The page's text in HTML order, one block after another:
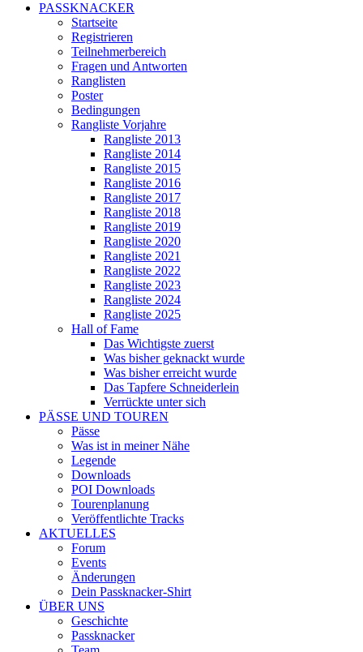
PASSKNACKER
Startseite
Registrieren
Teilnehmerbereich
Fragen und Antworten
Ranglisten
Poster
Bedingungen
Rangliste Vorjahre
Rangliste 2013
Rangliste 2014
Rangliste 2015
Rangliste 2016
Rangliste 2017
Rangliste 2018
Rangliste 2019
Rangliste 2020
Rangliste 2021
Rangliste 2022
Rangliste 2023
Rangliste 2024
Rangliste 2025
Hall of Fame
Das Wichtigste zuerst
Was bisher geknackt wurde
Was bisher erreicht wurde
Das Tapfere Schneiderlein
Verrückte unter sich
PÄSSE UND TOUREN
Pässe
Was ist in meiner Nähe
Legende
Downloads
POI Downloads
Tourenplanung
Veröffentlichte Tracks
AKTUELLES
Forum
Events
Änderungen
Dein Passknacker-Shirt
ÜBER UNS
Geschichte
Passknacker